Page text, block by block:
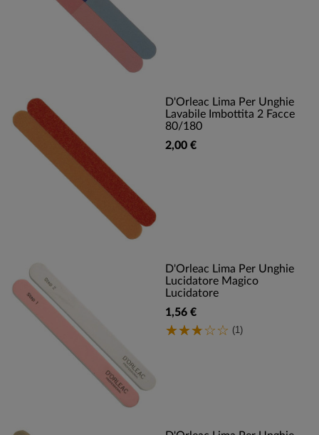
D'Orleac Lima Per Unghie
Lavabile Imbottita 2 Facce
80/180
2,00 €
D'Orleac Lima Per Unghie
Lucidatore Magico
Lucidatore
1,56 €
(1)